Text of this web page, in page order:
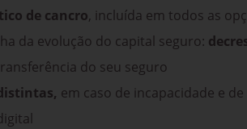
de cancro, incluída em todos as
da evolução do capital seguro:
do seu seguro
em caso de incapacidade e